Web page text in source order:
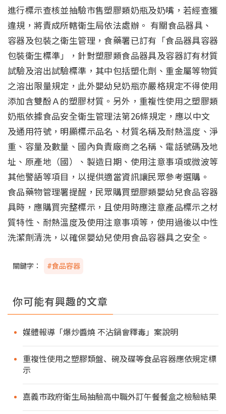
進行標示查核並抽驗市售塑膠類奶瓶及奶嘴，若經查獲
違規，將責成所轄衛生局依法處辦。 有關食品器具、
容器及包裝之衛生管理，食藥署已訂有「食品器具容器
包裝衛生標準」，針對塑膠類食品器具及容器訂有材質
試驗及溶出試驗標準，其中包括塑化劑、重金屬等物質
之溶出限量規定，此外嬰幼兒奶瓶亦嚴格規定不得使用
添加含雙酚Ａ的塑膠材質。另外，重複性使用之塑膠類
奶瓶依據食品安全衛生管理法第26條規定，應以中文
及通用符號，明顯標示品名、材質名稱及耐熱溫度、淨
重、容量及數量、國內負責廠商之名稱、電話號碼及地
址、原產地（國）、製造日期、使用注意事項或微波等
其他警語等項目，以提供適當資訊讓民眾參考選購。
食品藥物管理署提醒，民眾購買塑膠類嬰幼兒食品容器
具時，應購買完整標示，且使用時應注意產品標示之材
質特性、耐熱溫度及使用注意事項等，使用過後以中性
洗潔劑清洗，以確保嬰幼兒使用食品容器具之安全。
關鍵字： #食品容器
你可能有興趣的文章
媒體報導「爆炒醬燒 不沾鍋會釋毒」案說明
重複性使用之塑膠類盤、碗及碟等食品容器應依規定標
示
嘉義市政府衛生局抽驗高中職外訂午餐餐盒之檢驗結果